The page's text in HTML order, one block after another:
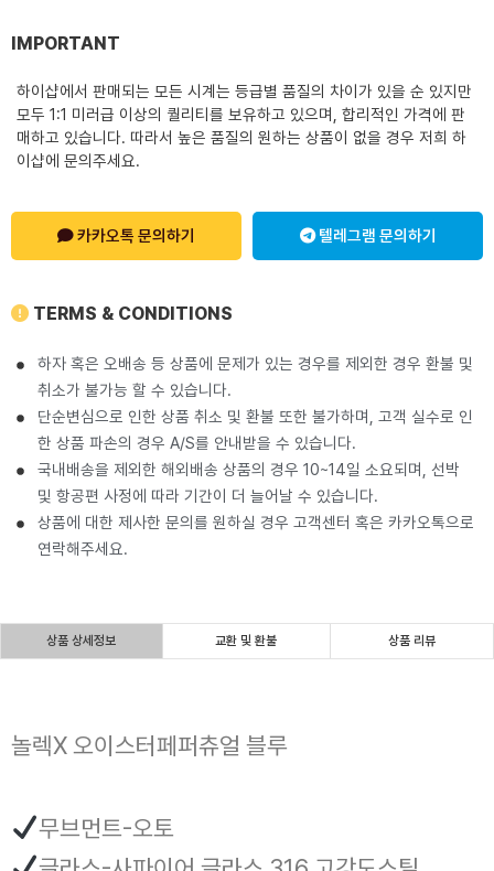
IMPORTANT
하이샵에서 판매되는 모든 시계는 등급별 품질의 차이가 있을 순 있지만
모두 1:1 미러급 이상의 퀄리티를 보유하고 있으며, 합리적인 가격에 판
매하고 있습니다. 따라서 높은 품질의 원하는 상품이 없을 경우 저희 하
이샵에 문의주세요.
카카오톡 문의하기 텔레그램 문의하기
TERMS & CONDITIONS
하자 혹은 오배송 등 상품에 문제가 있는 경우를 제외한 경우 환불 및
취소가 불가능 할 수 있습니다.
단순변심으로 인한 상품 취소 및 환불 또한 불가하며, 고객 실수로 인
한 상품 파손의 경우 A/S를 안내받을 수 있습니다.
국내배송을 제외한 해외배송 상품의 경우 10~14일 소요되며, 선박
및 항공편 사정에 따라 기간이 더 늘어날 수 있습니다.
상품에 대한 제사한 문의를 원하실 경우 고객센터 혹은 카카오톡으로
연락해주세요.
상품 상세정보 교환 및 환불 상품 리뷰
놀렉X 오이스터페퍼츄얼 블루
무브먼트-오토